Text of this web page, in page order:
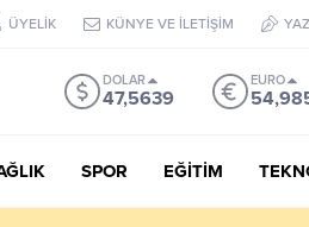
ÜYELİK KÜNYE VE İLETİŞİM
DOLAR
47,5639
EURO
SPOR EĞİTİM